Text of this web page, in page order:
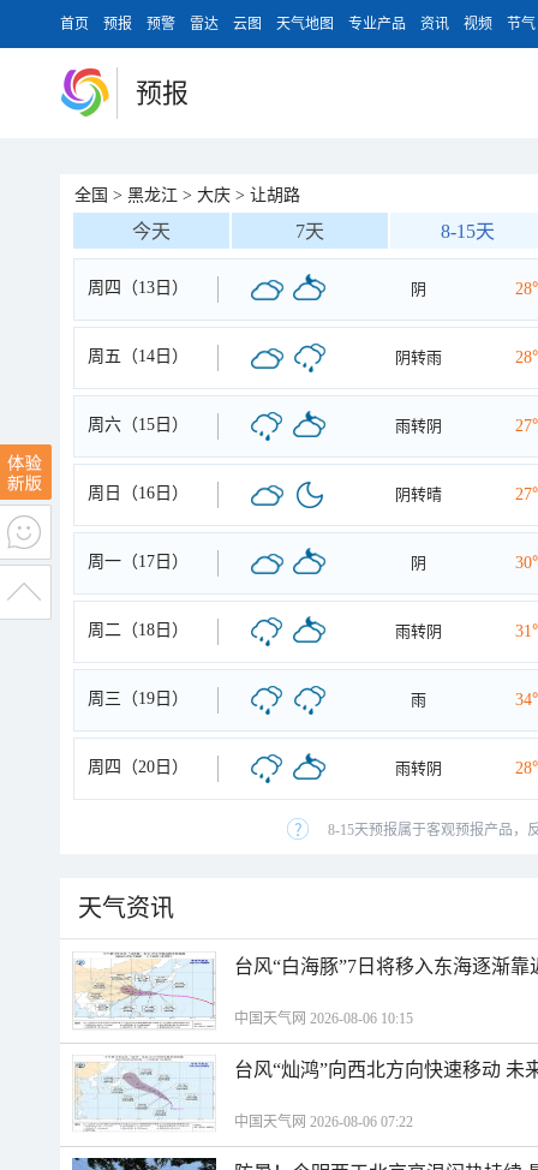
首页 预报 预警 雷达 云图 天气地图 专业产品 资讯 视频 节气
预报
全国 > 黑龙江 > 大庆 > 让胡路
今天 7天 8-15天
周四（13日） 阴
周五（14日） 阴转雨
周六（15日） 雨转阴
周日（16日） 阴转晴
周一（17日） 阴
周二（18日） 雨转阴
周三（19日） 雨
周四（20日） 雨转阴
8-15天预报属于客观预报产品，
天气资讯
台风“白海豚”7日将移入东海逐渐
中国天气网 2026-08-06 10:15
台风“灿鸿”向西北方向快速移动 未
中国天气网 2026-08-06 07:22